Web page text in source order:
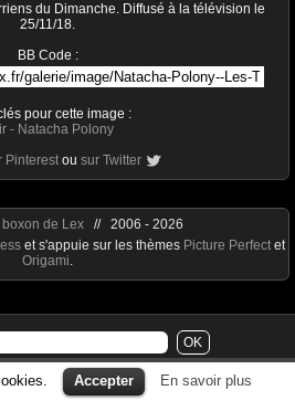
du Dimanche. Diffusé à la télévision le
25/11/18.
BB Code :
pour cette image :
- Natacha Polony
Pinterest ou sur Twitter
Accepter En savoir plus
boxon de Lex// 2006 - 2026
et s'appuie sur les thèmes Picture Perfect et
Origami.